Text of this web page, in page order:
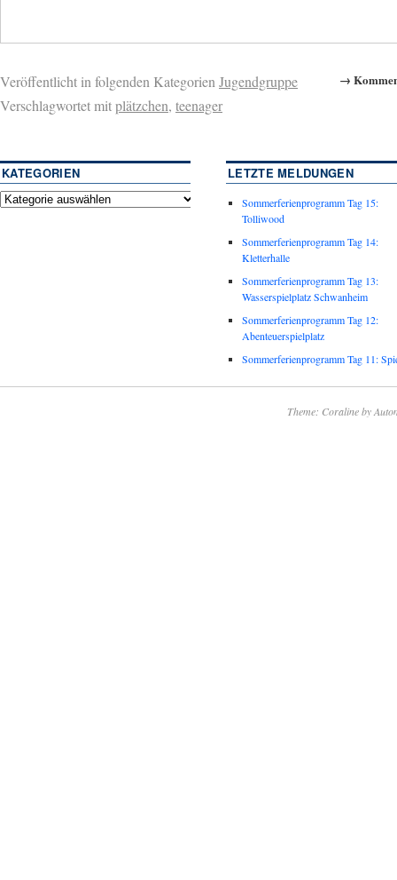
→
Veröffentlicht in folgenden KategorienJugendgruppe
Verschlagwortet mitplätzchen, teenager
KATEGORIEN LETZTE MELDUNGEN
Sommerferienprogramm Tag 15:
Tolliwood
Sommerferienprogramm Tag 14:
Kletterhalle
Sommerferienprogramm Tag 13:
Wasserspielplatz Schwanheim
Sommerferienprogramm Tag 12:
Abenteuerspielplatz
Sommerferienprogramm Tag 11:
Theme: Coraline by